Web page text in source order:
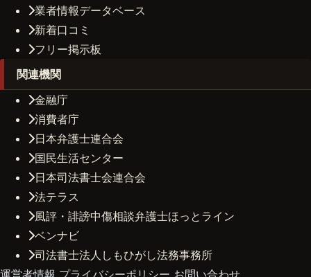
業者情報データベース
新着口コミ
フリー掲示板
関連機関
金融庁
消費者庁
日本弁護士連合会
国民生活センター
日本司法書士会連合会
法テラス
風評・誹謗中傷相談弁護士ほっとライン
ベンナビ
司法書士法人しもひがし法務事務所
運営者情報 プライバシーポリシー お問い合わせ